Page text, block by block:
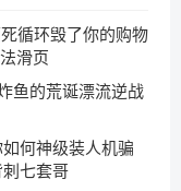
循环毁了你的购物
滑页
鱼的荒诞漂流逆战
何神级装人机骗
七套哥